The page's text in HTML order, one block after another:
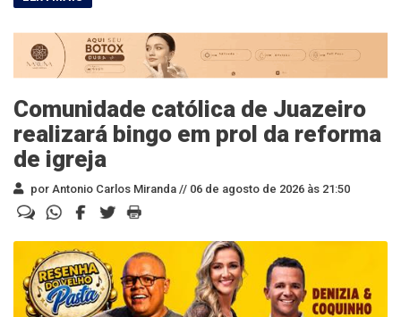
Comunidade católica de Juazeiro
realizará bingo em prol da reforma
de igreja
por Antonio Carlos Miranda // 06 de agosto de 2026 às 21:50